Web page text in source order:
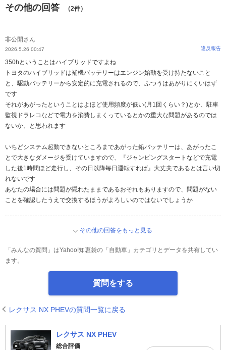
その他の回答 （2件）
非公開さん
2026.5.26 00:47 違反報告
350hということはハイブリッドですよね
トヨタのハイブリッドは補機バッテリーはエンジン始動を受け持たないこと
と、駆動バッテリーから安定的に充電されるので、ふつうはあがりにくいはず
です
それがあがったということはよほど使用頻度が低い(月1回くらい？)とか、駐車
監視ドラレコなどで電力を消費しまくっているとかの重大な問題があるのでは
ないか、と思われます
いちどシステム起動できないところまであがった鉛バッテリーは、あがったこ
とで大きなダメージを受けていますので、『ジャンピングスタートなどで充電
した後1時間ほど走行し、その日以降毎日運転すれば』大丈夫であるとは言い切
れないです
あなたの場合には問題が隠れたままであるおそれもありますので、問題がない
ことを確認したうえで交換するほうがよろしいのではないでしょうか
その他の回答をもっと見る
「みんなの質問」はYahoo!知恵袋の「自動車」カテゴリとデータを共有してい
ます。
質問をする
レクサス NX PHEVの質問一覧に戻る
レクサス NX PHEV
総合評価